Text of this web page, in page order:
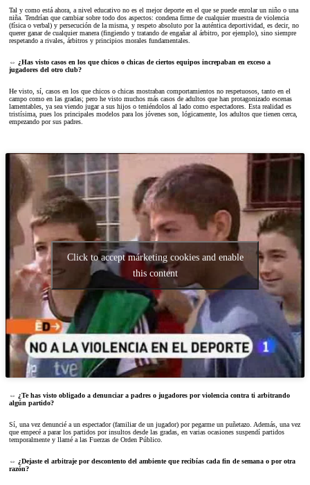
Tal y como está ahora, a nivel educativo no es el mejor deporte en el que se puede enrolar un niño o una
niña. Tendrían que cambiar sobre todo dos aspectos: condena firme de cualquier muestra de violencia
(física o verbal) y persecución de la misma, y respeto absoluto por la auténtica deportividad, es decir, no
querer ganar de cualquier manera (fingiendo y tratando de engañar al árbitro, por ejemplo), sino siempre
respetando a rivales, árbitros y principios morales fundamentales.
⇔ ¿Has visto casos en los que chicos o chicas de ciertos equipos increpaban en exceso a
jugadores del otro club?
He visto, sí, casos en los que chicos o chicas mostraban comportamientos no respetuosos, tanto en el
campo como en las gradas; pero he visto muchos más casos de adultos que han protagonizado escenas
lamentables, ya sea viendo jugar a sus hijos o teniéndolos al lado como espectadores. Esta realidad es
tristísima, pues los principales modelos para los jóvenes son, lógicamente, los adultos que tienen cerca,
empezando por sus padres.
Click to accept márketing cookies and enable
this content
⇔ ¿Te has visto obligado a denunciar a padres o jugadores por violencia contra ti arbitrando
algún partido?
Sí, una vez denuncié a un espectador (familiar de un jugador) por pegarme un puñetazo. Además, una vez
que empecé a parar los partidos por insultos desde las gradas, en varias ocasiones suspendí partidos
temporalmente y llamé a las Fuerzas de Orden Público.
⇔ ¿Dejaste el arbitraje por descontento del ambiente que recibías cada fin de semana o por otra
razón?